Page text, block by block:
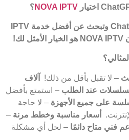
اختيار NOVA IPTV ؟
وتبحث عن أفضل خدمة
NOVA IPTV هو الخيار الأمثل لك!
– لا تقبل بأقل من ذلك!
آلاف
عند الطلب – استمتع بأفضل
على جميع الأجهزة – لا حاجة
أسعار مناسبة وخطط مرنة –
فني متاح دائمًا – لحل أي مشكلة